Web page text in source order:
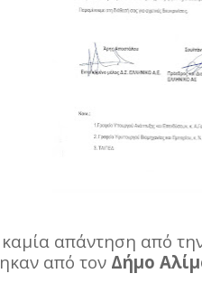
απάντηση από
από τον Δήμο